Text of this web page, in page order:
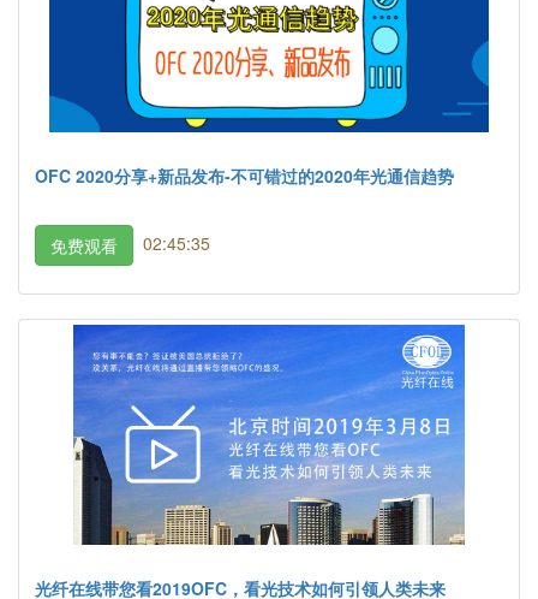
OFC 2020分享+新品发布-不可错过的2020年光通信趋势
免费观看 02:45:35
光纤在线带您看2019OFC，看光技术如何引领人类未来